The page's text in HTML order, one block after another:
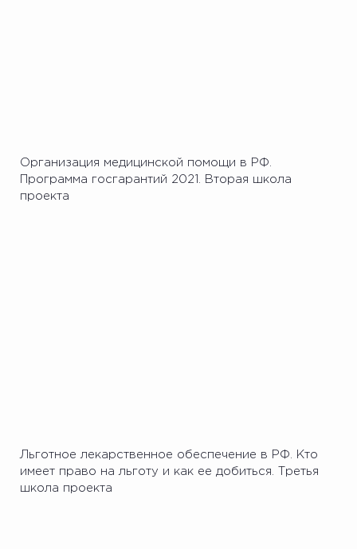
Организация медицинской помощи в РФ.
Программа госгарантий 2021. Вторая школа
проекта
Льготное лекарственное обеспечение в РФ. Кто
имеет право на льготу и как ее добиться. Третья
школа проекта